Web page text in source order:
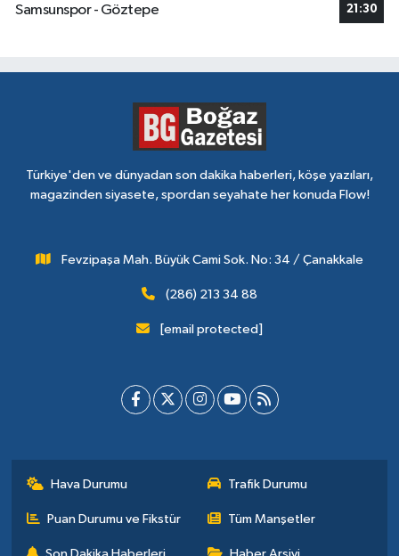
Samsunspor - Göztepe
21:30
Türkiye'den ve dünyadan son dakika haberleri, köşe yazıları,
magazinden siyasete, spordan seyahate her konuda Flow!
Fevzipaşa Mah. Büyük Cami Sok. No: 34 / Çanakkale
(286) 213 34 88
[email protected]
Hava Durumu Trafik Durumu
Puan Durumu ve Fikstür Tüm Manşetler